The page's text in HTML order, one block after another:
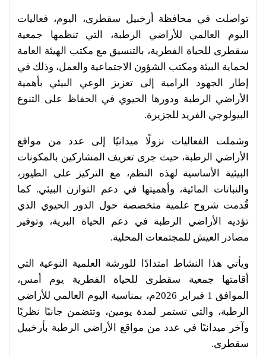
تواصلت في محافظة أرخبيل سقطرى، اليوم، فعاليات
اليوم العالمي للأراضي الرطبة، التي تنظمها جمعية
سقطرى للحياة الفطرية، بالتنسيق مع مكتب الهيئة العامة
لحماية البيئة ومكتب الشؤون الاجتماعية والعمل، وذلك في
إطار الجهود الرامية إلى تعزيز الوعي البيئي بأهمية
الأراضي الرطبة ودورها الحيوي في الحفاظ على التنوع
البيولوجي الفريد للجزيرة.
وشملت الفعاليات نزولًا ميدانيًا إلى عدد من مواقع
الأراضي الرطبة، حيث جرى تعريف المشاركين بالمكونات
البيئية الأساسية لهذه النظم، مع التركيز على الطيور،
والنباتات المائية، وأهميتها في دعم التوازن البيئي. كما
قُدمت شروح علمية متخصصة حول الدور الحيوي الذي
تؤديه الأراضي الرطبة في دعم الحياة البرية، وتوفير
مصادر العيش للمجتمعات المحلية.
ويأتي هذا النشاط امتدادًا للورشة العلمية النوعية التي
أقامتها جمعية سقطرى للحياة الفطرية يوم أمس،
الموافق 1 فبراير 2026م، بمناسبة اليوم العالمي للأراضي
الرطبة، والتي تستمر لمدة يومين، وتتضمن جانبًا نظريًا
وآخر ميدانيًا في عدد من مواقع الأراضي الرطبة بأرخبيل
سقطرى.